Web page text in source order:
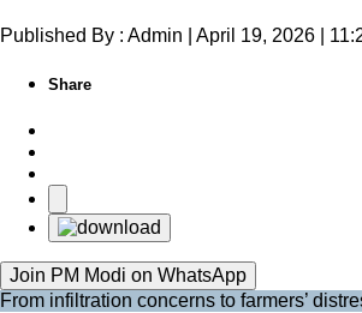
Published By : Admin | April 19, 2026 |
Share
Join PM Modi on WhatsApp
From infiltration concerns to farmers’